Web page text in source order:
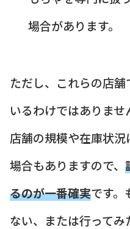
場合があります。
ただし、これらの店
いるわけではありませ
店舗の規模や在庫状
場合もありますので、
るのが一番確実です。
ない、または行って